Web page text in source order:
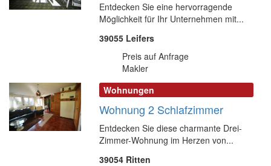
Entdecken Sie eine hervorragende
Möglichkeit für Ihr Unternehmen mit...
39055 Leifers
Preis auf Anfrage
Makler
Wohnungen
Wohnung 2 Schlafzimmer
Entdecken Sie diese charmante Drei-
Zimmer-Wohnung im Herzen von...
39054 Ritten